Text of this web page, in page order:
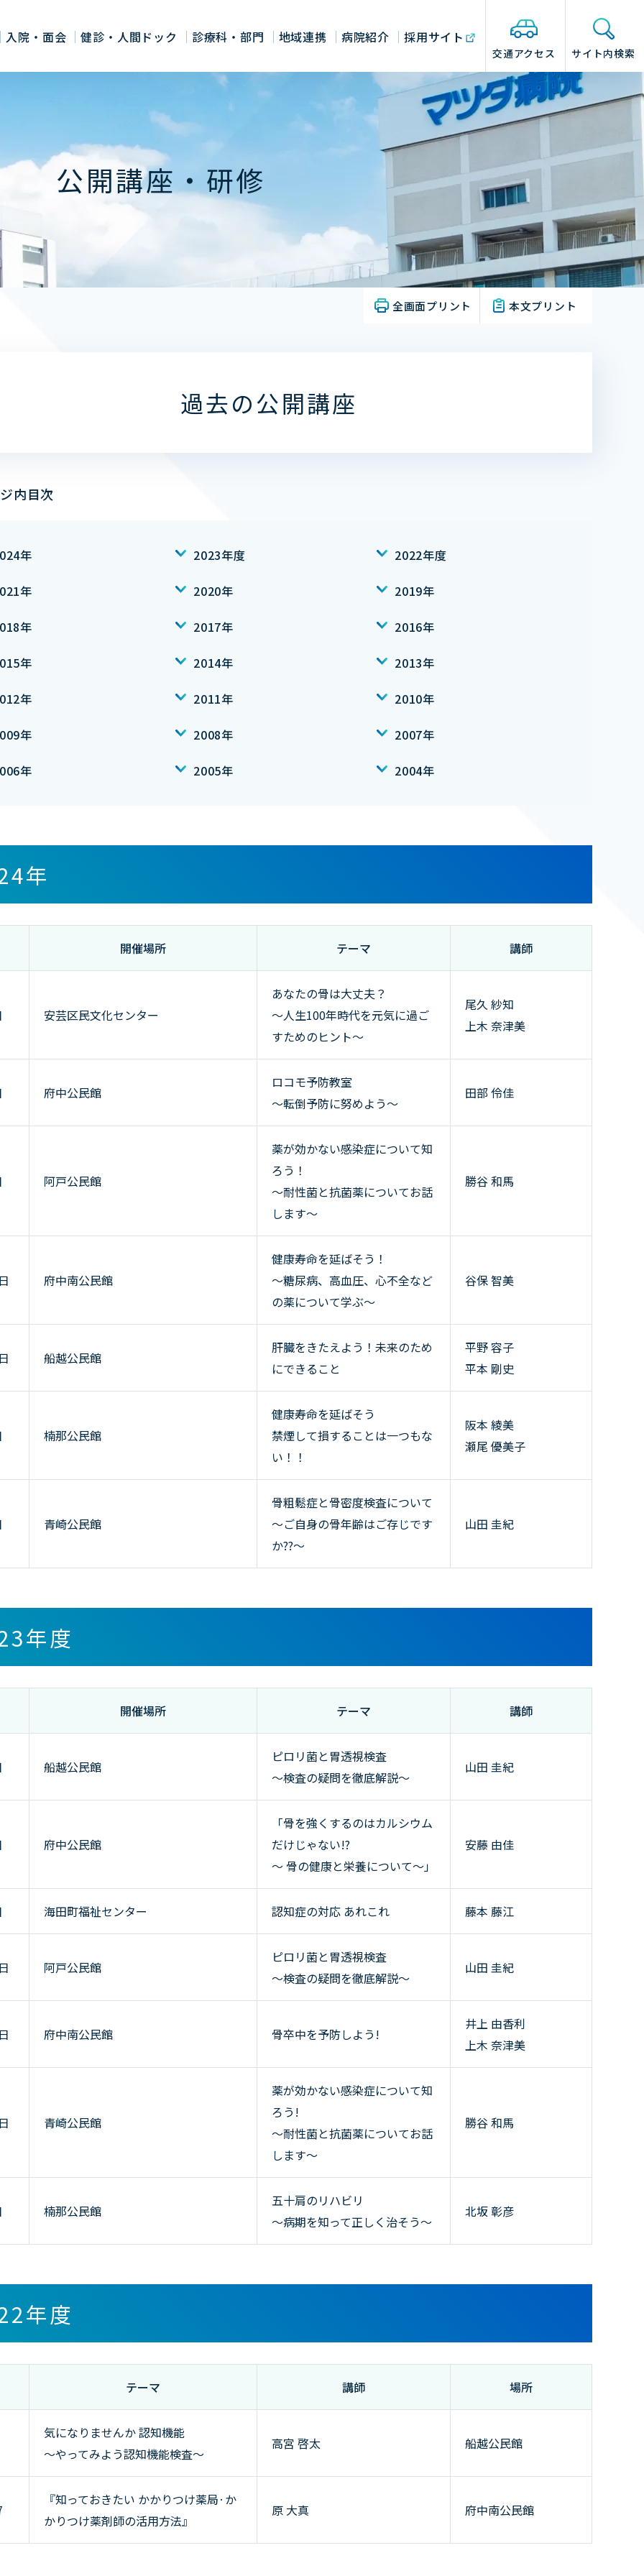
入院・面会 健診・人間ドック 診療科・部門 地域連携 病院紹介 採用サイト
交通アクセス サイト内検索
公開講座・研修
全画面プリント 本文プリント
過去の公開講座
内目次
年 2023年度 2022年度
年 2020年 2019年
年 2017年 2016年
年 2014年 2013年
年 2011年 2010年
年 2008年 2007年
年 2005年 2004年
年
開催場所 テーマ 講師
安芸区民文化センター
あなたの骨は大丈夫？
～人生100年時代を元気に過ご
すためのヒント～
尾久 紗知
上木 奈津美
府中公民館
ロコモ予防教室
～転倒予防に努めよう～
田部 伶佳
阿戸公民館
薬が効かない感染症について知
ろう！
～耐性菌と抗菌薬についてお話
します～
勝谷 和馬
府中南公民館
健康寿命を延ばそう！
～糖尿病、高血圧、心不全など
の薬について学ぶ～
谷保 智美
船越公民館
肝臓をきたえよう！未来のため
にできること
平野 容子
平本 剛史
楠那公民館
健康寿命を延ばそう
禁煙して損することは一つもな
い！！
阪本 綾美
瀬尾 優美子
青崎公民館
骨粗鬆症と骨密度検査について
～ご自身の骨年齢はご存じです
か??～
山田 圭紀
年度
開催場所 テーマ 講師
船越公民館
ピロリ菌と胃透視検査
～検査の疑問を徹底解説～
山田 圭紀
府中公民館
「骨を強くするのはカルシウム
だけじゃない!?
～ 骨の健康と栄養について～」
安藤 由佳
海田町福祉センター 認知症の対応 あれこれ 藤本 藤江
阿戸公民館
ピロリ菌と胃透視検査
～検査の疑問を徹底解説～
山田 圭紀
府中南公民館 骨卒中を予防しよう!
井上 由香利
上木 奈津美
青崎公民館
薬が効かない感染症について知
ろう!
～耐性菌と抗菌薬についてお話
します～
勝谷 和馬
楠那公民館
五十肩のリハビリ
～病期を知って正しく治そう～
北坂 彰彦
年度
テーマ 講師 場所
気になりませんか 認知機能
～やってみよう認知機能検査～
高宮 啓太 船越公民館
『知っておきたい かかりつけ薬局·か
かりつけ薬剤師の活用方法』
原 大真 府中南公民館